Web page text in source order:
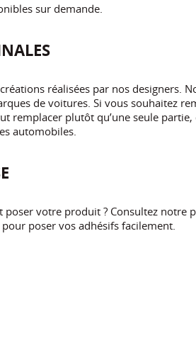
sur demande.
réalisées par nos designers.
de voitures. Si vous souhaitez
remplacer plutôt qu’une seule
automobiles.
poser votre produit ? Consultez notre
poser vos adhésifs facilement.